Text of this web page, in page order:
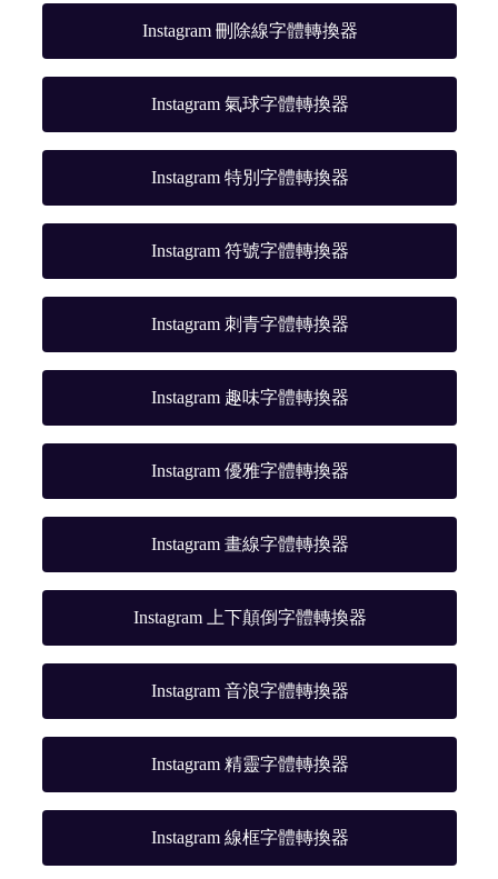
Instagram 刪除線字體轉換器
Instagram 氣球字體轉換器
Instagram 特別字體轉換器
Instagram 符號字體轉換器
Instagram 刺青字體轉換器
Instagram 趣味字體轉換器
Instagram 優雅字體轉換器
Instagram 畫線字體轉換器
Instagram 上下顛倒字體轉換器
Instagram 音浪字體轉換器
Instagram 精靈字體轉換器
Instagram 線框字體轉換器